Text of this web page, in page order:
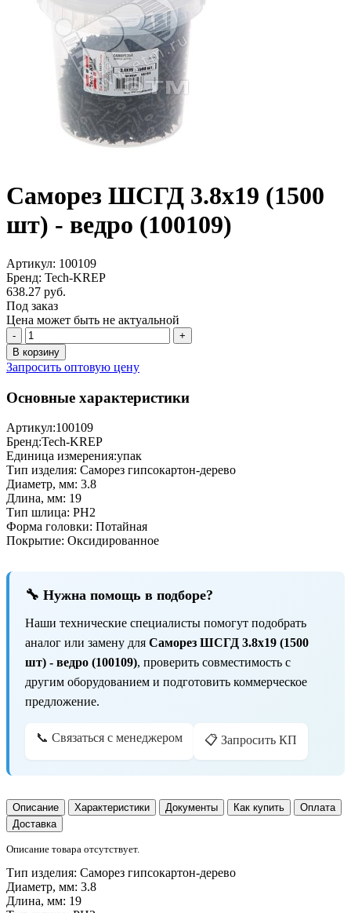
Саморез ШСГД 3.8х19 (1500
шт) - ведро (100109)
Артикул: 100109
Бренд: Tech-KREP
638.27 руб.
Под заказ
Цена может быть не актуальной
-
+
В корзину
Запросить оптовую цену
Основные характеристики
Артикул:100109
Бренд:Tech-KREP
Единица измерения:упак
Тип изделия: Саморез гипсокартон-дерево
Диаметр, мм: 3.8
Длина, мм: 19
Тип шлица: PH2
Форма головки: Потайная
Покрытие: Оксидированное
🔧 Нужна помощь в подборе?
Наши технические специалисты помогут подобрать
аналог или замену для Саморез ШСГД 3.8х19 (1500
шт) - ведро (100109), проверить совместимость с
другим оборудованием и подготовить коммерческое
предложение.
📞 Связаться с менеджером 📋 Запросить КП
Описание Характеристики Документы Как купить
Оплата
Доставка
Описание товара отсутствует.
Тип изделия: Саморез гипсокартон-дерево
Диаметр, мм: 3.8
Длина, мм: 19